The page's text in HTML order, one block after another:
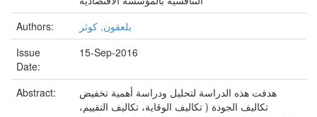
Authors:
بلعقون, كوثر
Issue
Date:
15-Sep-2016
Abstract:
هدفت هذه الدراسة لتحليل ودراسة أهمية تخفيض
تكاليف الجودة ( تكاليف الوقاية، تكاليف التقييم،